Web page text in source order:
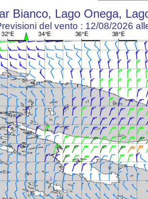
Bianco, Lago Onega,
del vento : 12/08/2026